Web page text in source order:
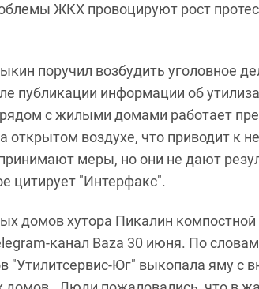
ЖКХ провоцируют рост
поручил возбудить уголовное
публикации информации об
с жилыми домами работает
открытом воздухе, что приводит к
меры, но они не дают
цитирует "Интерфакс".
домов хутора Пикалин
канал Baza 30 июня. По
"Утилитсервис‑Юг" выкопала яму с